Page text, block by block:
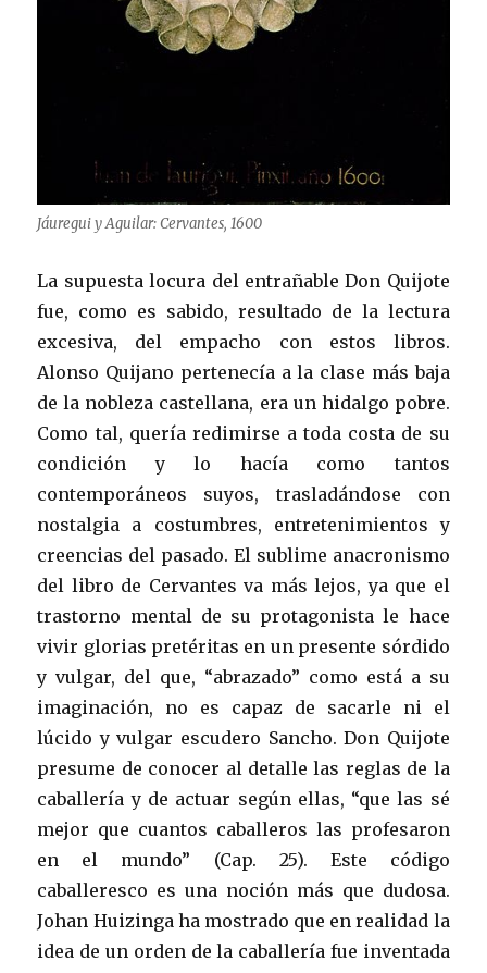
Jáuregui y Aguilar: Cervantes, 1600
La supuesta locura del entrañable Don Quijote
fue, como es sabido, resultado de la lectura
excesiva, del empacho con estos libros.
Alonso Quijano pertenecía a la clase más baja
de la nobleza castellana, era un hidalgo pobre.
Como tal, quería redimirse a toda costa de su
condición y lo hacía como tantos
contemporáneos suyos, trasladándose con
nostalgia a costumbres, entretenimientos y
creencias del pasado. El sublime anacronismo
del libro de Cervantes va más lejos, ya que el
trastorno mental de su protagonista le hace
vivir glorias pretéritas en un presente sórdido
y vulgar, del que, “abrazado” como está a su
imaginación, no es capaz de sacarle ni el
lúcido y vulgar escudero Sancho. Don Quijote
presume de conocer al detalle las reglas de la
caballería y de actuar según ellas, “que las sé
mejor que cuantos caballeros las profesaron
en el mundo” (Cap. 25). Este código
caballeresco es una noción más que dudosa.
Johan Huizinga ha mostrado que en realidad la
idea de un orden de la caballería fue inventada